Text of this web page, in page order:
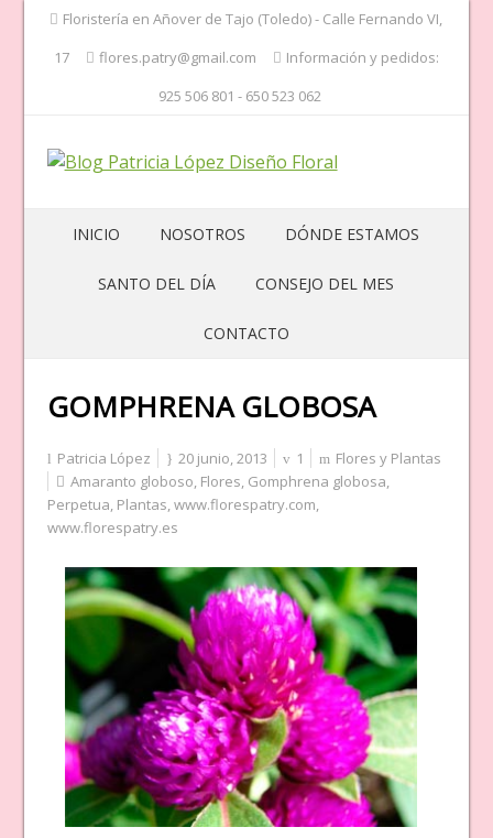
Floristería en Añover de Tajo (Toledo) - Calle Fernando VI,
17
flores.patry@gmail.com
Información y pedidos:
925 506 801 - 650 523 062
INICIO NOSOTROS DÓNDE ESTAMOS
SANTO DEL DÍA CONSEJO DEL MES
CONTACTO
GOMPHRENA GLOBOSA
Patricia López 20 junio, 2013 1
Flores y Plantas
Amaranto globoso, Flores, Gomphrena globosa,
Perpetua, Plantas,www.florespatry.com,
www.florespatry.es